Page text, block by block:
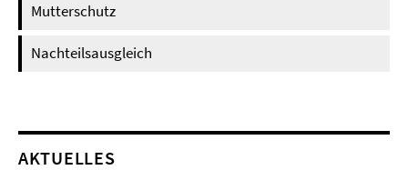
Mutterschutz
Nachteilsausgleich
AKTUELLES